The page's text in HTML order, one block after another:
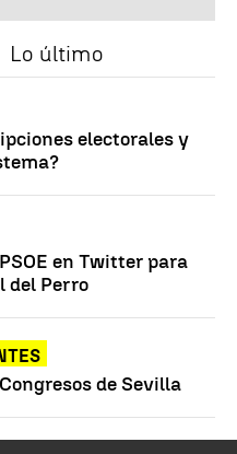
Lo último
electorales y
en Twitter para
del Perro
de Sevilla